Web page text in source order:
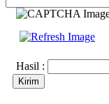
Hasil :
Kirim